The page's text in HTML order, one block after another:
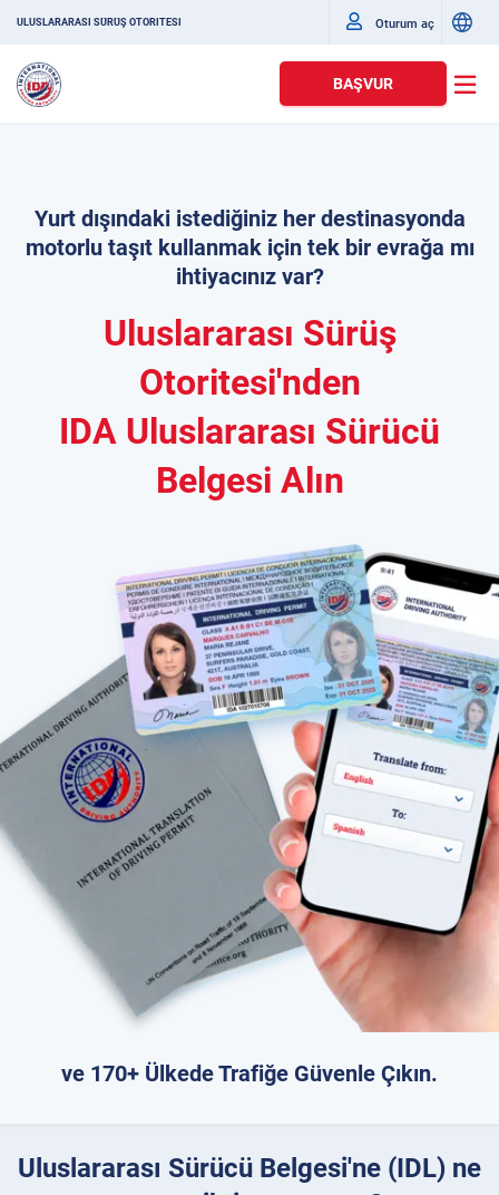
ULUSLARARASI SÜRÜŞ OTORITESI Oturum aç
BAŞVUR
Yurt dışındaki istediğiniz her destinasyonda
motorlu taşıt kullanmak için tek bir evrağa mı
ihtiyacınız var?
Uluslararası Sürüş
Otoritesi'nden
IDA Uluslararası Sürücü
Belgesi Alın
ve 170+ Ülkede Trafiğe Güvenle Çıkın.
Uluslararası Sürücü Belgesi'ne (IDL) ne